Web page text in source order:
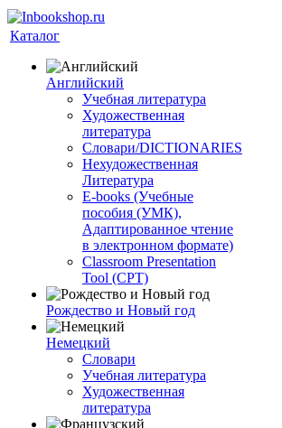
Каталог
Английский
Учебная литература
Художественная
литература
Словари/DICTIONARIES
Нехудожественная
Литература
E-books (Учебные
пособия (УМК),
Адаптированное чтение
в электронном формате)
Classroom Presentation
Tool (CPT)
Рождество и Новый год
Немецкий
Словари
Учебная литература
Художественная
литература